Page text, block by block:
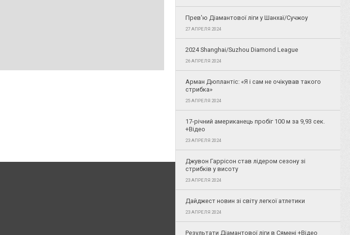
Прев'ю Діамантової ліги у Шанхаї/Сучжоу
27 АПРЕЛЯ 2024
2024 Shanghai/Suzhou Diamond League
26 АПРЕЛЯ 2024
Арман Дюплантіс: «Я і сам не очікував такого
стрибка»
25 АПРЕЛЯ 2024
17-річний американець пробіг 100 м за 9,93 сек.
+Відео
23 АПРЕЛЯ 2024
Джувон Гаррісон став лідером сезону зі
стрибків у висоту
23 АПРЕЛЯ 2024
Дайджест новин зі світу легкої атлетики
23 АПРЕЛЯ 2024
Результати Діамантової ліги в Сямені +Відео